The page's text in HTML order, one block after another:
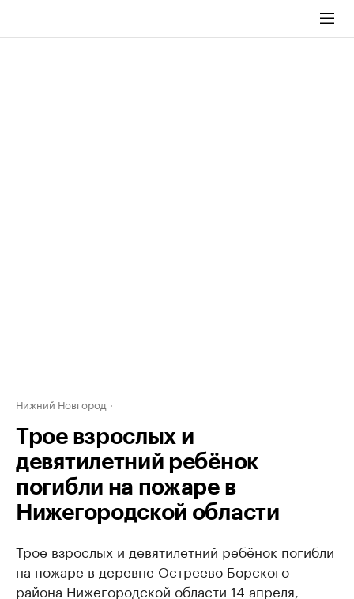
Нижний Новгород
Трое взрослых и
девятилетний ребёнок
погибли на пожаре в
Нижегородской области
Трое взрослых и девятилетний ребёнок погибли
на пожаре в деревне Остреево Борского
района Нижегородской области 14 апреля,